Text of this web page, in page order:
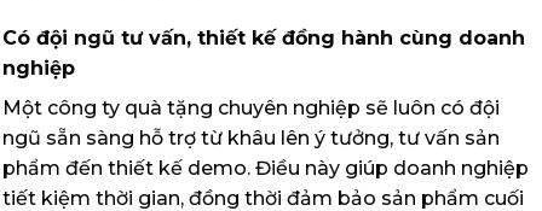
Có đội ngũ tư vấn, thiết kế đồng hành cùng doanh
nghiệp
Một công ty quà tặng chuyên nghiệp sẽ luôn có đội
ngũ sẵn sàng hỗ trợ từ khâu lên ý tưởng, tư vấn sản
phẩm đến thiết kế demo. Điều này giúp doanh nghiệp
tiết kiệm thời gian, đồng thời đảm bảo sản phẩm cuối